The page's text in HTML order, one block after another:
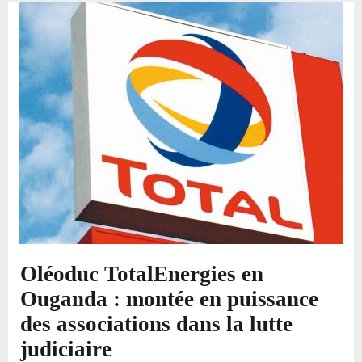
Oléoduc TotalEnergies en
Ouganda : montée en puissance
des associations dans la lutte
judiciaire